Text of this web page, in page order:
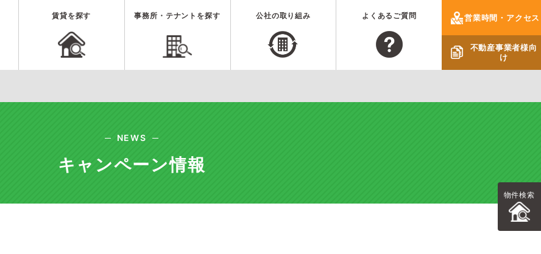
賃貸を探す 事務所・テナントを探す 公社の取り組み よくあるご質問 営業時間・アクセス
不動産事業者様向
け
物件検索
NEWS
キャンペーン情報